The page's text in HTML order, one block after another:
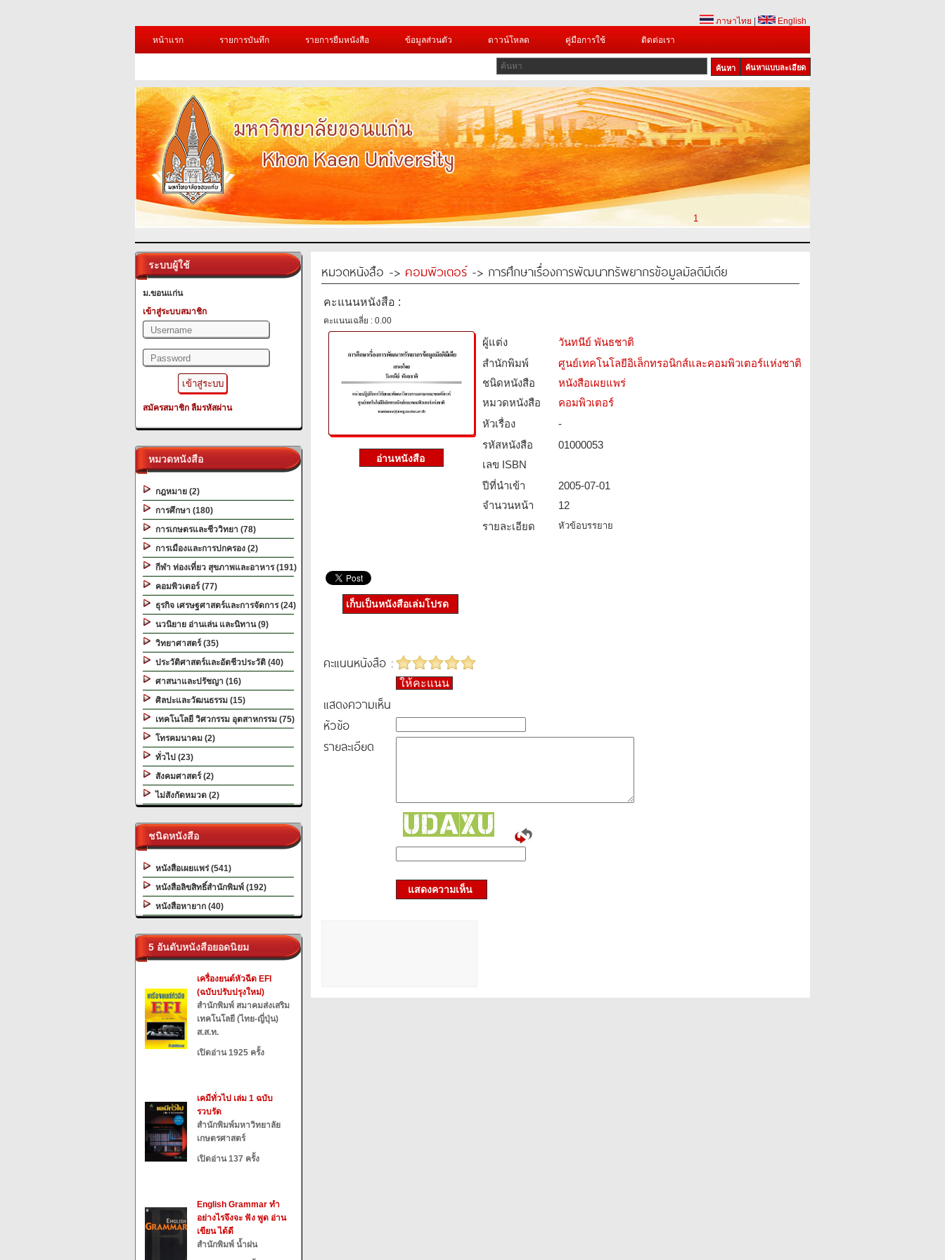
ภาษาไทย
English
หน้าแรก
รายการบันทึก รายการยืมหนังสือ ข้อมูลส่วนตัว ดาวน์โหลด คู่มือการใช้ ติดต่อเรา
ค้นหาแบบละเอียด
1
ระบบผู้ใช้
ม.ขอนแก่น
เข้าสู่ระบบสมาชิก
สมัครสมาชิก ลืมรหัสผ่าน
หมวดหนังสือ
กฎหมาย (2)
การศึกษา (180)
การเกษตรและชีววิทยา (78)
การเมืองและการปกครอง (2)
กีฬา ท่องเที่ยว สุขภาพและอาหาร (191)
คอมพิวเตอร์ (77)
ธุรกิจ เศรษฐศาสตร์และการจัดการ (24)
นวนิยาย อ่านเล่น และนิทาน (9)
วิทยาศาสตร์ (35)
ประวัติศาสตร์และอัตชีวประวัติ (40)
ศาสนาและปรัชญา (16)
ศิลปะและวัฒนธรรม (15)
เทคโนโลยี วิศวกรรม อุตสาหกรรม (75)
โทรคมนาคม (2)
ทั่วไป (23)
สังคมศาสตร์ (2)
ไม่สังกัดหมวด (2)
ชนิดหนังสือ
หนังสือเผยแพร่ (541)
หนังสือลิขสิทธิ์สำนักพิมพ์ (192)
หนังสือหายาก (40)
5 อันดับหนังสือยอดนิยม
เครื่องยนต์หัวฉีด EFI
(ฉบับปรับปรุงใหม่)
สำนักพิมพ์ สมาคมส่งเสริม
เทคโนโลยี (ไทย-ญี่ปุ่น)
ส.ส.ท.
เปิดอ่าน 1925 ครั้ง
เคมีทั่วไป เล่ม 1 ฉบับ
รวบรัด
สำนักพิมพ์มหาวิทยาลัย
เกษตรศาสตร์
เปิดอ่าน 137 ครั้ง
English Grammar ทำ
อย่างไรจึงจะ ฟัง พูด อ่าน
เขียน ได้ดี
สำนักพิมพ์ น้ำฝน
หมวดหนังสือ -> คอมพิวเตอร์-> การศึกษาเรื่องการพัฒนาทรัพยากรข้อมูลมัลติมีเดีย
คะแนนหนังสือ :
คะแนนเฉลี่ย : 0.00
ผู้แต่ง
วันทนีย์ พันธชาติ
สำนักพิมพ์
ศูนย์เทคโนโลยีอิเล็กทรอนิกส์และคอมพิวเตอร์แห่งชาติ
ชนิดหนังสือ­
หนังสือเผยแพร่
หมวดหนังสือ­
คอมพิวเตอร์
หัวเรื่อง
-
รหัสหนังสือ­
01000053
เลข ISBN
ปีที่นำเข้า
2005-07-01
จำนวนหน้า
12
รายละเอียด
หัวข้อบรรยาย
เก็บเป็นหนังสือเล่มโปรด
คะแนนหนังสือ :
ให้คะแนน
แสดงความเห็น
หัวข้อ
รายละเอียด
แสดงความเห็น